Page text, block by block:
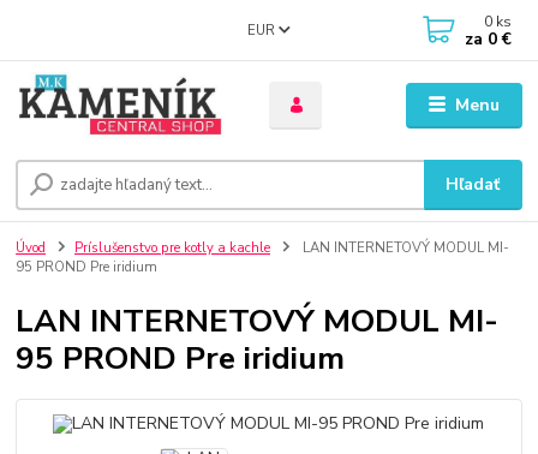
Menu
EUR
Hľadať
0 ks
za 0 €
Úvod Príslušenstvo pre kotly a kachle
LAN INTERNETOVÝ MODUL MI-
95 PROND Pre iridium
LAN INTERNETOVÝ MODUL MI-
95 PROND Pre iridium